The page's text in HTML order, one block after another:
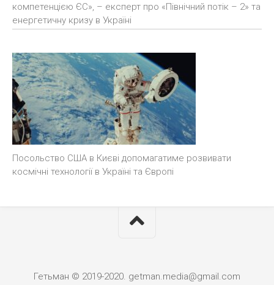
компетенцією ЄС», – експерт про «Північний потік – 2» та
енергетичну кризу в Україні
Посольство США в Києві допомагатиме розвивати
космічні технології в Україні та Європі
Гетьман © 2019-2020. getman.media@gmail.com